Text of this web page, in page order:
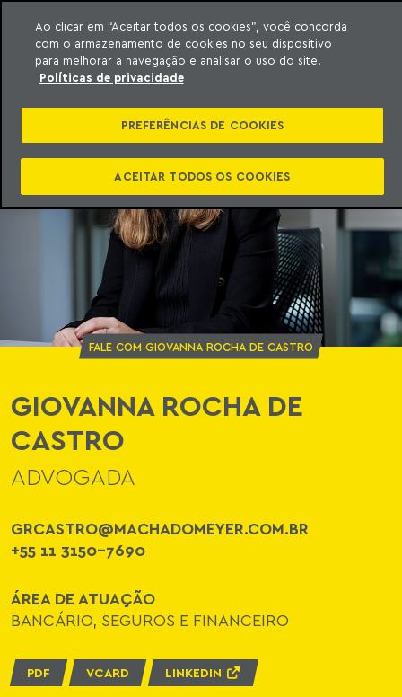
o conteúdo
Meyer
FALE COM GIOVANNA ROCHA DE CASTRO
GIOVANNA ROCHA DE
CASTRO
ADVOGADA
GRCASTRO@MACHADOMEYER.COM.BR
+55 11 3150-7690
ÁREA DE ATUAÇÃO
BANCÁRIO, SEGUROS E FINANCEIRO
PDF VCARD LINKEDIN
Ao clicar em “Aceitar todos os cookies”, você concorda
com o armazenamento de cookies no seu dispositivo
para melhorar a navegação e analisar o uso do site.
Políticas de privacidade
PREFERÊNCIAS DE COOKIES
ACEITAR TODOS OS COOKIES